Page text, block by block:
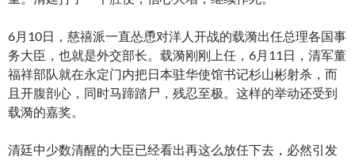
6月10日，慈禧派一直怂恿对洋人开战的载漪出任总理各国事
务大臣，也就是外交部长。载漪刚刚上任，6月11日，清军董
福祥部队就在永定门内把日本驻华使馆书记杉山彬射杀，而
且开腹剖心，同时马蹄踏尸，残忍至极。这样的举动还受到
载漪的嘉奖。
清廷中少数清醒的大臣已经看出再这么放任下去，必然引发